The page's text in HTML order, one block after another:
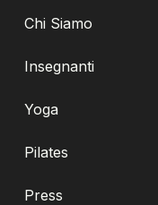
Chi Siamo
Insegnanti
Yoga
Pilates
Press